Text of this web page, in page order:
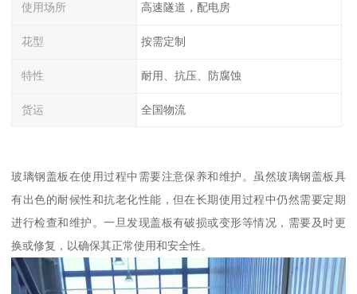
使用场所 高速隧道，配电房
花型 按需定制
特性 耐用、抗压、防腐蚀
货运 全国物流
玻璃钢盖板在使用过程中需要注意保养和维护。虽然玻璃钢盖板具
有出色的耐候性和抗老化性能，但在长期使用过程中仍然需要定期
进行检查和维护。一旦发现盖板有破损或变形等情况，需要及时更
换或修复，以确保其正常使用和安全性。